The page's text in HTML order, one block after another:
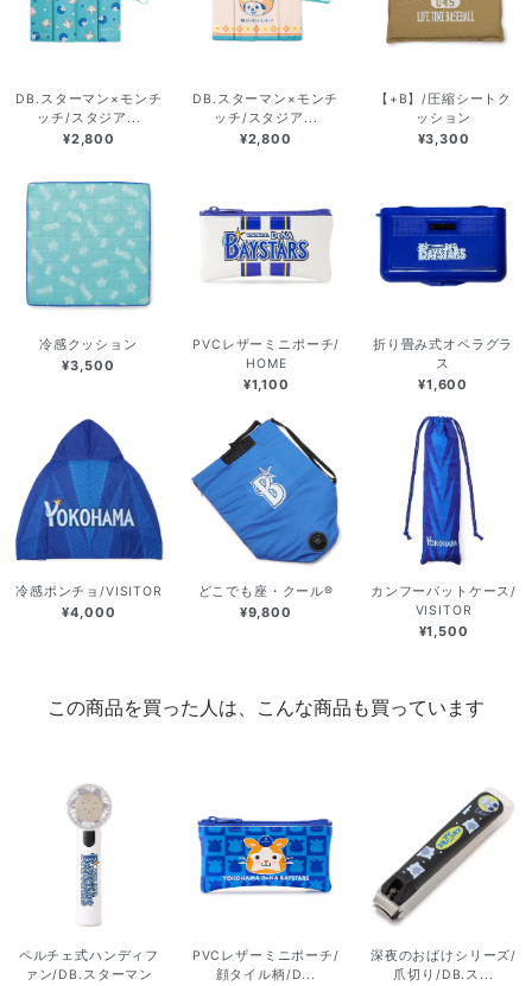
DB.スターマン×モンチ
ッチ/スタジア...
¥2,800
DB.スターマン×モンチ
ッチ/スタジア...
¥2,800
【+B】/圧縮シートク
ッション
¥3,300
冷感クッション
¥3,500
PVCレザーミニポーチ/
HOME
¥1,100
折り畳み式オペラグラ
ス
¥1,600
冷感ポンチョ/VISITOR
¥4,000
どこでも座・クール®
¥9,800
カンフーバットケース/
VISITOR
¥1,500
この商品を買った人は、こんな商品も買っています
ペルチェ式ハンディフ
ァン/DB.スターマン
PVCレザーミニポーチ/
顔タイル柄/D...
深夜のおばけシリーズ/
爪切り/DB.ス...